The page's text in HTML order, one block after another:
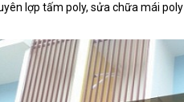
lợp tấm poly, sửa chữa mái